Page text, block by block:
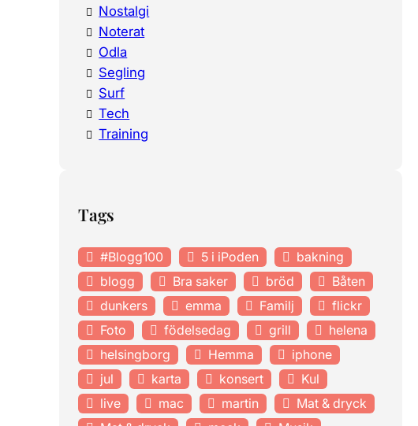
Nostalgi
Noterat
Odla
Segling
Surf
Tech
Training
Tags
#Blogg100 5 i iPoden
bakning
blogg
Bra saker bröd
Båten
dunkers
emma Familj
flickr
Foto
födelsedag grill
helena
helsingborg
Hemma
iphone
jul
karta konsert
Kul
live
mac martin
Mat & dryck